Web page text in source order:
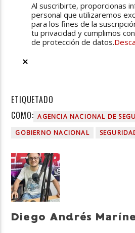
Al suscribirte, proporcionas
personal que utilizaremos
para los fines de la
tu privacidad y cumplimos
de protección de datos.
ETIQUETADO
COMO: AGENCIA NACIONAL DE
GOBIERNO NACIONAL
Diego Andrés